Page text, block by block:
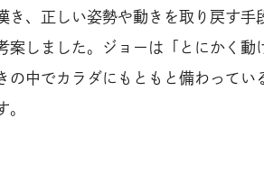
き、正しい姿勢や動きを取り戻す手
案しました。ジョーは「とにかく動
の中でカラダにもともと備わってい